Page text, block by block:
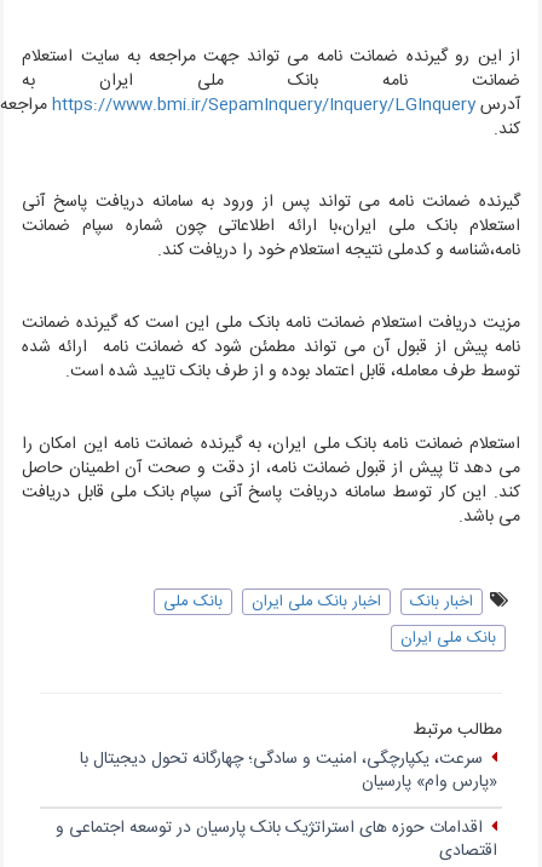
از این رو گیرنده ضمانت نامه می تواند جهت مراجعه به سایت استعلام
ضمانت نامه بانک ملی ایران به
آدرسhttps://www.bmi.ir/SepamInquery/Inquery/LGInqueryمراجعه
کند.
گیرنده ضمانت نامه می تواند پس از ورود به سامانه دریافت پاسخ آنی
استعلام بانک ملی ایران،با ارائه اطلاعاتی چون شماره سپام ضمانت
نامه،شناسه و کدملی نتیجه استعلام خود را دریافت کند.
مزیت دریافت استعلام ضمانت نامه بانک ملی این است که گیرنده ضمانت
نامه پیش از قبول آن می تواند مطمئن شود که ضمانت نامه ارائه شده
توسط طرف معامله، قابل اعتماد بوده و از طرف بانک تایید شده است.
استعلام ضمانت نامه بانک ملی ایران، به گیرنده ضمانت نامه این امکان را
می دهد تا پیش از قبول ضمانت نامه، از دقت و صحت آن اطمینان حاصل
کند. این کار توسط سامانه دریافت پاسخ آنی سپام بانک ملی قابل دریافت
می باشد.
اخبار بانک اخبار بانک ملی ایران
بانک ملی
بانک ملی ایران
مطالب مرتبط
سرعت، یکپارچگی، امنیت و سادگی؛ چهار‌گانه تحول دیجیتال با
«پارس وام» پارسیان
اقدامات حوزه های استراتژیک بانک پارسیان در توسعه اجتماعی و
اقتصادی